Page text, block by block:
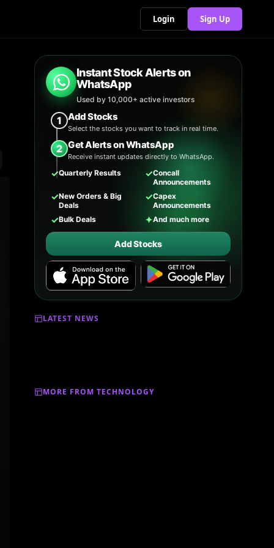
Login Sign Up
Instant Stock Alerts on
WhatsApp
Used by 10,000+ active investors
1 Add Stocks
Select the stocks you want to track in real time.
2 Get Alerts on WhatsApp
Receive instant updates directly to WhatsApp.
✓Quarterly Results ✓Concall
Announcements
✓New Orders & Big
Deals
✓Capex
Announcements
✓Bulk Deals ✦And much more
Add Stocks
LATEST NEWS
MORE FROM TECHNOLOGY